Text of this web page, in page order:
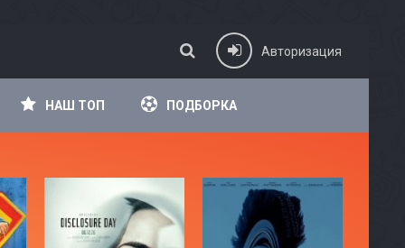
Авторизация
НАШ ТОП ПОДБОРКА